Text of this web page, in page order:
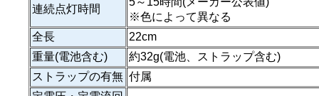
連続点灯時間
※色によって異なる
全長
22cm
重量(電池含む)
約32g(電池、ストラップ含む)
ストラップの有無 付属